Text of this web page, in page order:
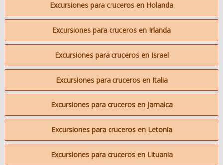
Excursiones para cruceros en Holanda
Excursiones para cruceros en Irlanda
Excursiones para cruceros en Israel
Excursiones para cruceros en Italia
Excursiones para cruceros en Jamaica
Excursiones para cruceros en Letonia
Excursiones para cruceros en Lituania